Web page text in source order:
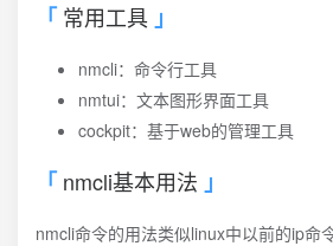
常用工具
nmcli：命令行工具
nmtui：文本图形界面工具
cockpit：基于web的管理工具
nmcli基本用法
nmcli命令的用法类似linux中以前的ip命